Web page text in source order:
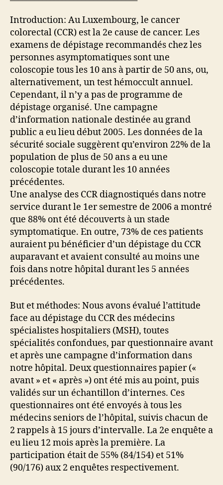
Introduction: Au Luxembourg, le cancer
colorectal (CCR) est la 2e cause de cancer. Les
examens de dépistage recommandés chez les
personnes asymptomatiques sont une
coloscopie tous les 10 ans à partir de 50 ans, ou,
alternativement, un test hémoccult annuel.
Cependant, il n’y a pas de programme de
dépistage organisé. Une campagne
d’information nationale destinée au grand
public a eu lieu début 2005. Les données de la
sécurité sociale suggèrent qu’environ 22% de la
population de plus de 50 ans a eu une
coloscopie totale durant les 10 années
précédentes.
Une analyse des CCR diagnostiqués dans notre
service durant le 1er semestre de 2006 a montré
que 88% ont été découverts à un stade
symptomatique. En outre, 73% de ces patients
auraient pu bénéficier d’un dépistage du CCR
auparavant et avaient consulté au moins une
fois dans notre hôpital durant les 5 années
précédentes.
But et méthodes: Nous avons évalué l’attitude
face au dépistage du CCR des médecins
spécialistes hospitaliers (MSH), toutes
spécialités confondues, par questionnaire avant
et après une campagne d’information dans
notre hôpital. Deux questionnaires papier («
avant » et « après ») ont été mis au point, puis
validés sur un échantillon d’internes. Ces
questionnaires ont été envoyés à tous les
médecins seniors de l’hôpital, suivis chacun de
2 rappels à 15 jours d’intervalle. La 2e enquête a
eu lieu 12 mois après la première. La
participation était de 55% (84/154) et 51%
(90/176) aux 2 enquêtes respectivement.